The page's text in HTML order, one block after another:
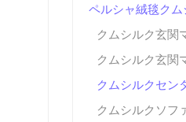
ペルシャ絨毯クム
クムシルク玄関
クムシルク玄関
クムシルクセン
クムシルクソ